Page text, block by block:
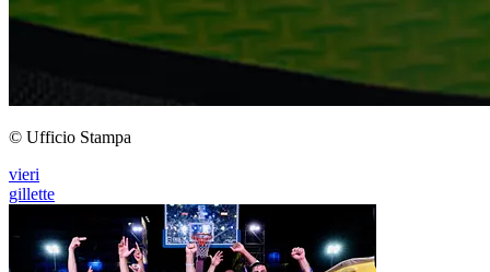
© Ufficio Stampa
vieri
gillette